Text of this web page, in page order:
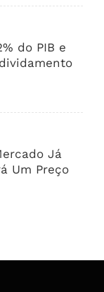
do PIB e
Já
Um Preço